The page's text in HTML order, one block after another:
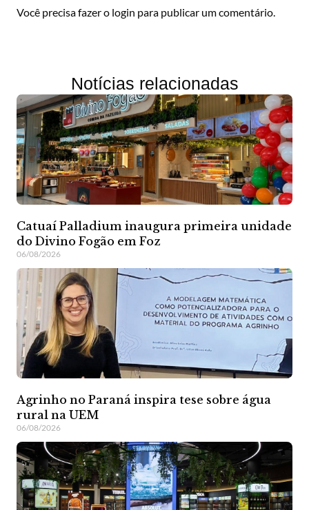
Você precisa fazer o login para publicar um comentário.
Notícias relacionadas
Catuaí Palladium inaugura primeira unidade
do Divino Fogão em Foz
06/08/2026
Agrinho no Paraná inspira tese sobre água
rural na UEM
06/08/2026